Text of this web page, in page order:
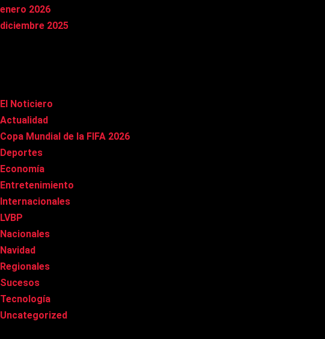
enero 2026
diciembre 2025
El Noticiero
Actualidad
Copa Mundial de la FIFA 2026
Deportes
Economía
Entretenimiento
Internacionales
LVBP
Nacionales
Navidad
Regionales
Sucesos
Tecnología
Uncategorized